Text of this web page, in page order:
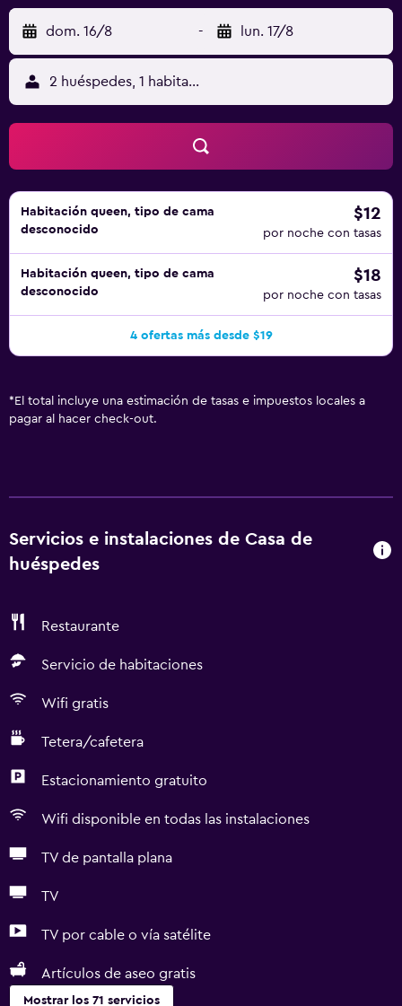
dom. 16/8 - lun. 17/8
2 huéspedes, 1 habitación
Habitación queen, tipo de cama
desconocido
$12
por noche con tasas
Habitación queen, tipo de cama
desconocido
$18
por noche con tasas
4 ofertas más desde $19
* El total incluye una estimación de tasas e impuestos locales a
pagar al hacer check-out.
Servicios e instalaciones de Casa de
huéspedes
Restaurante
Servicio de habitaciones
Wifi gratis
Tetera/cafetera
Estacionamiento gratuito
Wifi disponible en todas las instalaciones
TV de pantalla plana
TV
TV por cable o vía satélite
Artículos de aseo gratis
Mostrar los 71 servicios